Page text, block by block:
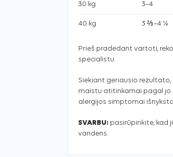
30 kg 3–4
40 kg 3 ⅔–4 ¼
Prieš pradedant vartoti,
specialistu.
Siekiant geriausio
maistu atitinkamai pagal jo
alergijos simptomai
SVARBU: pasirūpinkite, kad
vandens.